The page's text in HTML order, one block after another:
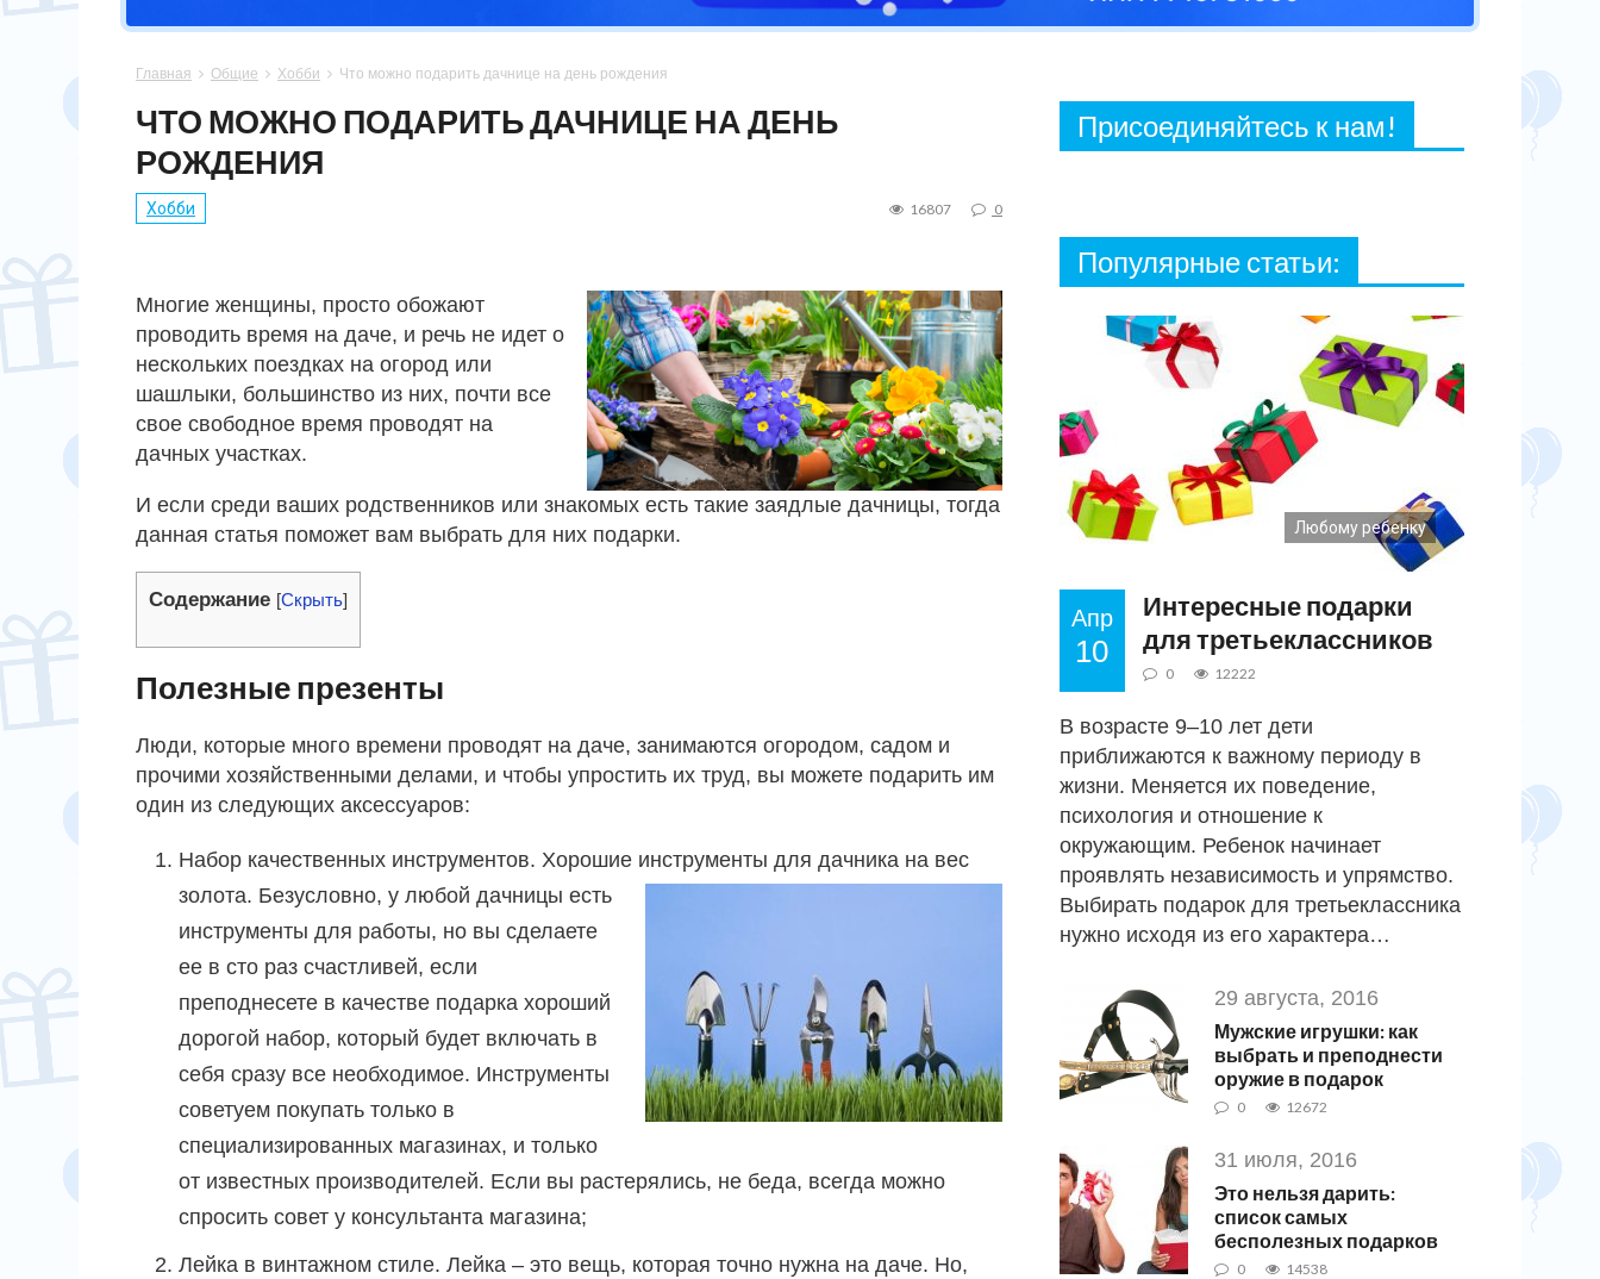
СПОРТСМЕНУ
27 ФЕВРАЛЯ, 2021
МАМЕ
ПОДРУГЕ
СЕСТРЕ
ПАПЕ
СЫНУ
ПАСХА
ЮБИЛЕЙ
14 ФЕВРАЛЯ
Главная  Общие  Хобби  Что можно подарить дачнице на день рождения
ЧТО МОЖНО ПОДАРИТЬ ДАЧНИЦЕ НА ДЕНЬ
РОЖДЕНИЯ
Хобби 16807 0
Многие женщины, просто обожают
проводить время на даче, и речь не идет о
нескольких поездках на огород или
шашлыки, большинство из них, почти все
свое свободное время проводят на
дачных участках.
И если среди ваших родственников или знакомых есть такие заядлые дачницы, тогда
данная статья поможет вам выбрать для них подарки.
Содержание [Скрыть]
Полезные презенты
Люди, которые много времени проводят на даче, занимаются огородом, садом и
прочими хозяйственными делами, и чтобы упростить их труд, вы можете подарить им
один из следующих аксессуаров:
Набор качественных инструментов. Хорошие инструменты для дачника на вес
золота. Безусловно, у любой дачницы есть
инструменты для работы, но вы сделаете
ее в сто раз счастливей, если
преподнесете в качестве подарка хороший
дорогой набор, который будет включать в
себя сразу все необходимое. Инструменты
советуем покупать только в
специализированных магазинах, и только
от известных производителей. Если вы растерялись, не беда, всегда можно
спросить совет у консультанта магазина;
Лейка в винтажном стиле. Лейка – это вещь, которая точно нужна на даче. Но,
Присоединяйтесь к нам!
Популярные статьи:
Любому ребенку
Апр
10
Интересные подарки
для третьеклассников
0 12222
В возрасте 9–10 лет дети
приближаются к важному периоду в
жизни. Меняется их поведение,
психология и отношение к
окружающим. Ребенок начинает
проявлять независимость и упрямство.
Выбирать подарок для третьеклассника
нужно исходя из его характера…
29 августа, 2016
Мужские игрушки: как
выбрать и преподнести
оружие в подарок
0 12672
31 июля, 2016
Это нельзя дарить:
список самых
бесполезных подарков
0 14538